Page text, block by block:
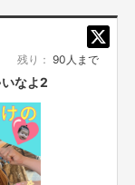
残り： 90人まで
なよ2